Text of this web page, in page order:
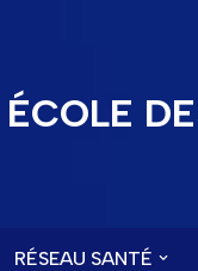
RÉSEAU SANTÉ